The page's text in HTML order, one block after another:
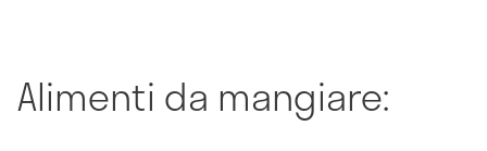
Alimenti da mangiare: